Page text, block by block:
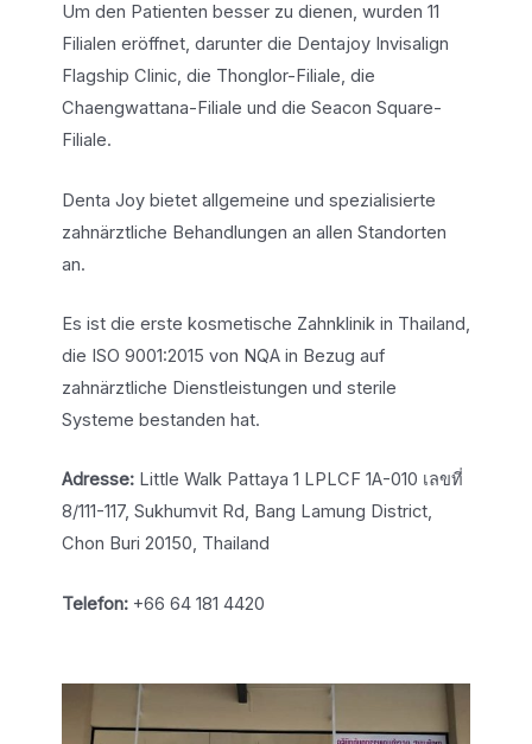
Um den Patienten besser zu dienen, wurden 11
Filialen eröffnet, darunter die Dentajoy Invisalign
Flagship Clinic, die Thonglor-Filiale, die
Chaengwattana-Filiale und die Seacon Square-
Filiale.
Denta Joy bietet allgemeine und spezialisierte
zahnärztliche Behandlungen an allen Standorten
an.
Es ist die erste kosmetische Zahnklinik in Thailand,
die ISO 9001:2015 von NQA in Bezug auf
zahnärztliche Dienstleistungen und sterile
Systeme bestanden hat.
Adresse:Little Walk Pattaya 1 LPLCF 1A-010 เลขที่
8/111-117, Sukhumvit Rd, Bang Lamung District,
Chon Buri 20150, Thailand
Telefon:+66 64 181 4420